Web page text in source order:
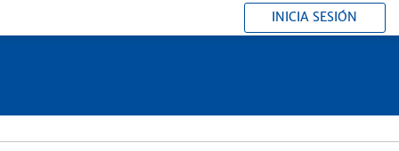
INICIA SESIÓN